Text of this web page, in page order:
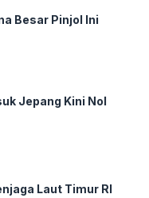
Besar Pinjol Ini
Jepang Kini Nol
Laut Timur RI